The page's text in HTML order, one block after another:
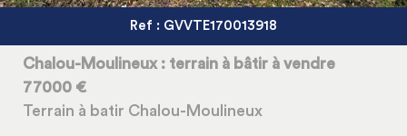
Ref : GVVTE170013918
Chalou-Moulineux : terrain à bâtir à vendre
77000 €
Terrain à batir Chalou-Moulineux